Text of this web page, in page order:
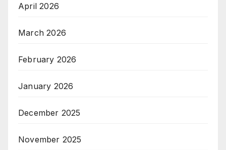
April 2026
March 2026
February 2026
January 2026
December 2025
November 2025